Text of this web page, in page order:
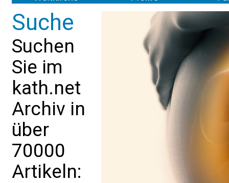
Suche
Suchen
Sie im
kath.net
Archiv in
über
70000
Artikeln: